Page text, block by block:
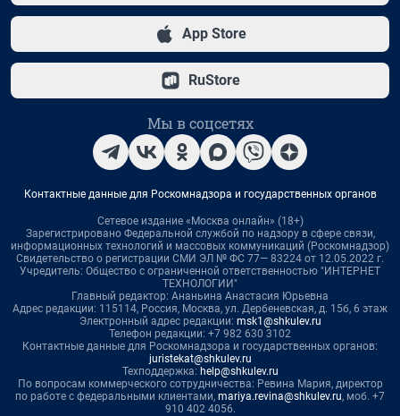
App Store
RuStore
Мы в соцсетях
Контактные данные для Роскомнадзора и государственных органов
Сетевое издание «Москва онлайн» (18+)
Зарегистрировано Федеральной службой по надзору в сфере связи,
информационных технологий и массовых коммуникаций (Роскомнадзор)
Свидетельство о регистрации СМИ ЭЛ № ФС 77— 83224 от 12.05.2022 г.
Учредитель: Общество с ограниченной ответственностью "ИНТЕРНЕТ
ТЕХНОЛОГИИ"
Главный редактор: Ананьина Анастасия Юрьевна
Адрес редакции: 115114, Россия, Москва, ул. Дербеневская, д. 15б, 6 этаж
Электронный адрес редакции: msk1@shkulev.ru
Телефон редакции: +7 982 630 3102
Контактные данные для Роскомнадзора и государственных органов:
juristekat@shkulev.ru
Техподдержка: help@shkulev.ru
По вопросам коммерческого сотрудничества: Ревина Мария, директор
по работе с федеральными клиентами, mariya.revina@shkulev.ru, моб. +7
910 402 4056.